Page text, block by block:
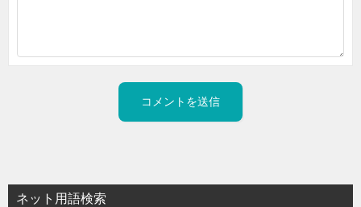
ネット用語検索